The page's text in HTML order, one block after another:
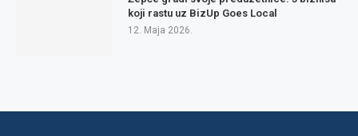
koji rastu uz BizUp Goes Local
12. Maja 2026.